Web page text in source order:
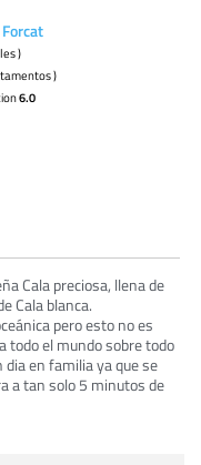
)
)
6.0
Cala preciosa, llena de
Cala blanca.
pero esto no es
todo el mundo sobre todo
dia en familia ya que se
a tan solo 5 minutos de